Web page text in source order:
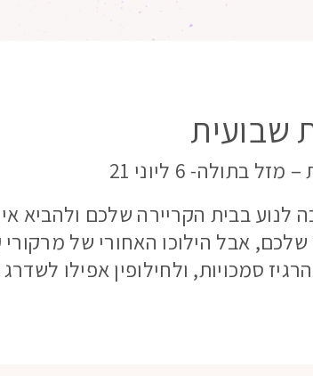
שבועית
בתולה- 6 ליוני 21
בבית הקריירה שלכם ולהביא
שלכם, אבל הילוכו האחורי של
סמכויות, ולחילופין אפילו